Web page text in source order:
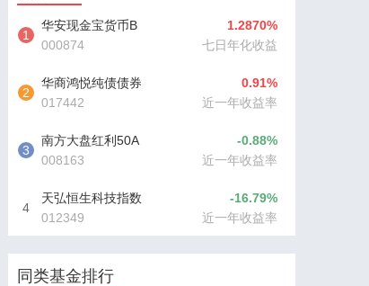
华安现金宝货币B
000874
1.2870%
七日年化收益
1
华商鸿悦纯债债券
017442
0.91%
近一年收益率
2
南方大盘红利50A
008163
-0.88%
近一年收益率
3
天弘恒生科技指数
（QDII）C
012349
-16.79%
近一年收益率
4
同类基金排行